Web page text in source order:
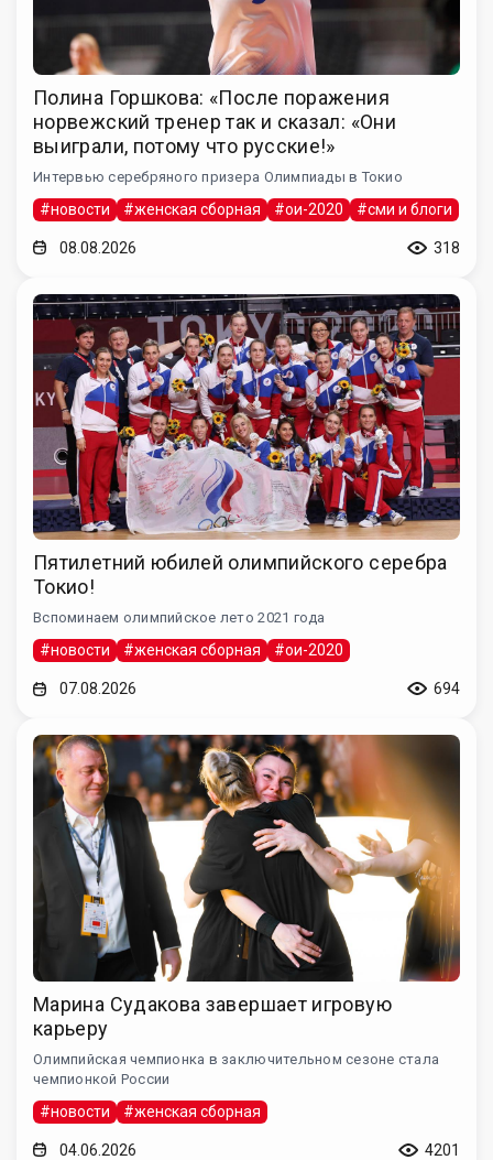
Полина Горшкова: «После поражения
норвежский тренер так и сказал: «Они
выиграли, потому что русские!»
Интервью серебряного призера Олимпиады в Токио
#новости #женская сборная #ои-2020 #сми и блоги
08.08.2026 318
Пятилетний юбилей олимпийского серебра
Токио!
Вспоминаем олимпийское лето 2021 года
#новости #женская сборная #ои-2020
07.08.2026 694
Марина Судакова завершает игровую
карьеру
Олимпийская чемпионка в заключительном сезоне стала
чемпионкой России
#новости #женская сборная
04.06.2026 4201